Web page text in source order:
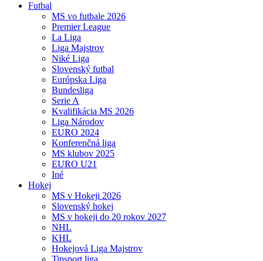
Futbal
MS vo futbale 2026
Premier League
La Liga
Liga Majstrov
Niké Liga
Slovenský futbal
Európska Liga
Bundesliga
Serie A
Kvalifikácia MS 2026
Liga Národov
EURO 2024
Konferenčná liga
MS klubov 2025
EURO U21
Iné
Hokej
MS v Hokeji 2026
Slovenský hokej
MS v hokeji do 20 rokov 2027
NHL
KHL
Hokejová Liga Majstrov
Tipsport liga